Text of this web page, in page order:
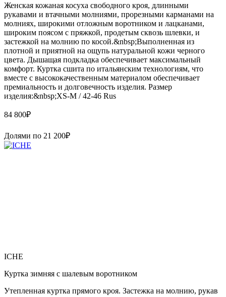
Женская кожаная косуха свободного кроя, длинными
рукавами и втачными молниями, прорезными карманами на
молниях, широкими отложным воротником и лацканами,
широким поясом с пряжкой, продетым сквозь шлевки, и
застежкой на молнию по косой.&nbsp;Выполненная из
плотной и приятной на ощупь натуральной кожи черного
цвета. Дышащая подкладка обеспечивает максимальный
комфорт. Куртка сшита по итальянским технологиям, что
вместе с высококачественным материалом обеспечивает
премиальность и долговечность изделия. Размер
изделия:&nbsp;XS-M / 42-46 Rus
84 800₽
Долями по 21 200₽
ICHE
Куртка зимняя с шалевым воротником
Утепленная куртка прямого кроя. Застежка на молнию, рукав